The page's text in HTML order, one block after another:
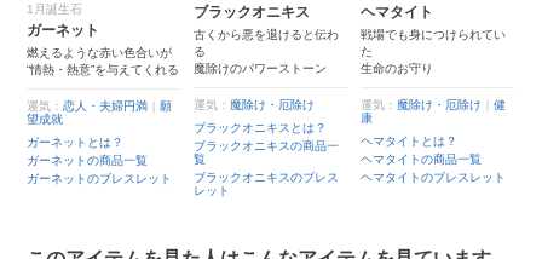
1月誕生石
ガーネット
燃えるような赤い色合いが
“情熱・熱意”を与えてくれる
運気：恋人・夫婦円満
願
望成就
ガーネットとは？
ガーネットの商品一覧
ガーネットのブレスレット
ブラックオニキス
古くから悪を退けると伝わ
る
魔除けのパワーストーン
運気： 魔除け・厄除け
ブラックオニキスとは？
ブラックオニキスの商品一
覧
ブラックオニキスのブレス
レット
ヘマタイト
戦場でも身につけられてい
た
生命のお守り
運気： 魔除け・厄除け
健
康
ヘマタイトとは？
ヘマタイトの商品一覧
ヘマタイトのブレスレット